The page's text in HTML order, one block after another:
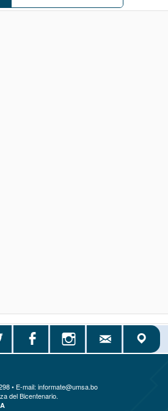
• E-mail: informate@umsa.bo
del Bicentenario.